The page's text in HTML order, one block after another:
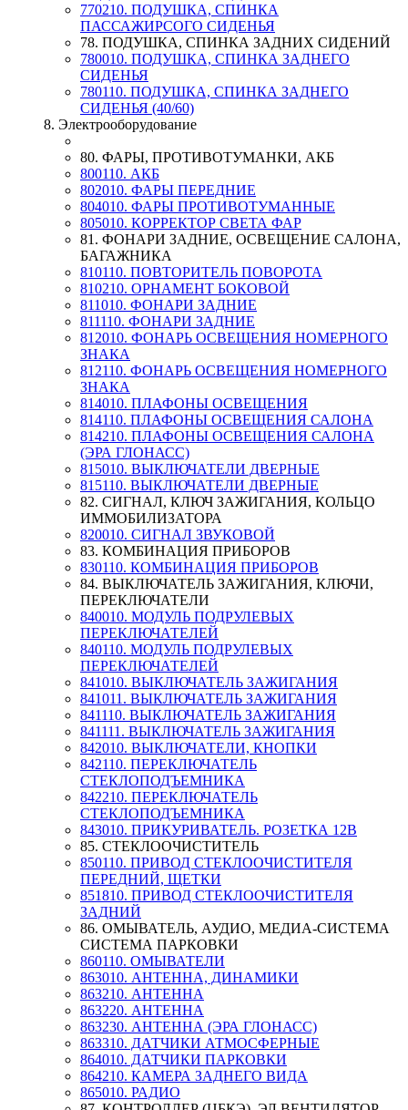
770210. ПОДУШКА, СПИНКА
ПАССАЖИРСОГО СИДЕНЬЯ
78. ПОДУШКА, СПИНКА ЗАДНИХ СИДЕНИЙ
780010. ПОДУШКА, СПИНКА ЗАДНЕГО
СИДЕНЬЯ
780110. ПОДУШКА, СПИНКА ЗАДНЕГО
СИДЕНЬЯ (40/60)
8. Электрооборудование
80. ФАРЫ, ПРОТИВОТУМАНКИ, АКБ
800110. АКБ
802010. ФАРЫ ПЕРЕДНИЕ
804010. ФАРЫ ПРОТИВОТУМАННЫЕ
805010. КОРРЕКТОР СВЕТА ФАР
81. ФОНАРИ ЗАДНИЕ, ОСВЕЩЕНИЕ САЛОНА,
БАГАЖНИКА
810110. ПОВТОРИТЕЛЬ ПОВОРОТА
810210. ОРНАМЕНТ БОКОВОЙ
811010. ФОНАРИ ЗАДНИЕ
811110. ФОНАРИ ЗАДНИЕ
812010. ФОНАРЬ ОСВЕЩЕНИЯ НОМЕРНОГО
ЗНАКА
812110. ФОНАРЬ ОСВЕЩЕНИЯ НОМЕРНОГО
ЗНАКА
814010. ПЛАФОНЫ ОСВЕЩЕНИЯ
814110. ПЛАФОНЫ ОСВЕЩЕНИЯ САЛОНА
814210. ПЛАФОНЫ ОСВЕЩЕНИЯ САЛОНА
(ЭРА ГЛОНАСС)
815010. ВЫКЛЮЧАТЕЛИ ДВЕРНЫЕ
815110. ВЫКЛЮЧАТЕЛИ ДВЕРНЫЕ
82. СИГНАЛ, КЛЮЧ ЗАЖИГАНИЯ, КОЛЬЦО
ИММОБИЛИЗАТОРА
820010. СИГНАЛ ЗВУКОВОЙ
83. КОМБИНАЦИЯ ПРИБОРОВ
830110. КОМБИНАЦИЯ ПРИБОРОВ
84. ВЫКЛЮЧАТЕЛЬ ЗАЖИГАНИЯ, КЛЮЧИ,
ПЕРЕКЛЮЧАТЕЛИ
840010. МОДУЛЬ ПОДРУЛЕВЫХ
ПЕРЕКЛЮЧАТЕЛЕЙ
840110. МОДУЛЬ ПОДРУЛЕВЫХ
ПЕРЕКЛЮЧАТЕЛЕЙ
841010. ВЫКЛЮЧАТЕЛЬ ЗАЖИГАНИЯ
841011. ВЫКЛЮЧАТЕЛЬ ЗАЖИГАНИЯ
841110. ВЫКЛЮЧАТЕЛЬ ЗАЖИГАНИЯ
841111. ВЫКЛЮЧАТЕЛЬ ЗАЖИГАНИЯ
842010. ВЫКЛЮЧАТЕЛИ, КНОПКИ
842110. ПЕРЕКЛЮЧАТЕЛЬ
СТЕКЛОПОДЪЕМНИКА
842210. ПЕРЕКЛЮЧАТЕЛЬ
СТЕКЛОПОДЪЕМНИКА
843010. ПРИКУРИВАТЕЛЬ. РОЗЕТКА 12В
85. СТЕКЛООЧИСТИТЕЛЬ
850110. ПРИВОД СТЕКЛООЧИСТИТЕЛЯ
ПЕРЕДНИЙ, ЩЕТКИ
851810. ПРИВОД СТЕКЛООЧИСТИТЕЛЯ
ЗАДНИЙ
86. ОМЫВАТЕЛЬ, АУДИО, МЕДИА-СИСТЕМА
СИСТЕМА ПАРКОВКИ
860110. ОМЫВАТЕЛИ
863010. АНТЕННА, ДИНАМИКИ
863210. АНТЕННА
863220. АНТЕННА
863230. АНТЕННА (ЭРА ГЛОНАСС)
863310. ДАТЧИКИ АТМОСФЕРНЫЕ
864010. ДАТЧИКИ ПАРКОВКИ
864210. КАМЕРА ЗАДНЕГО ВИДА
865010. РАДИО